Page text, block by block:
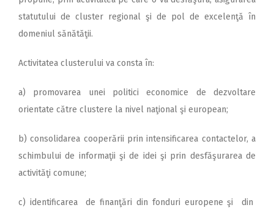
statutului de cluster regional şi de pol de excelenţă în
domeniul sănătăţii.
Activitatea clusterului va consta în:
a) promovarea unei politici economice de dezvoltare
orientate către clustere la nivel naţional şi european;
b) consolidarea cooperării prin intensificarea contactelor, a
schimbului de informaţii şi de idei şi prin desfăşurarea de
activităţi comune;
c) identificarea de finanţări din fonduri europene şi din